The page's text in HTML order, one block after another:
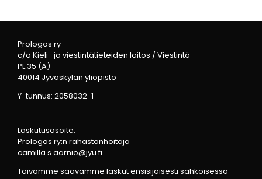
Prologos ry
c/o Kieli- ja viestintätieteiden laitos / Viestintä
PL 35 (A)
40014 Jyväskylän yliopisto
Y-tunnus: 2058032-1
Laskutusosoite:
Prologos ry:n rahastonhoitaja
camilla.s.aarnio@jyu.fi
Toivomme saavamme laskut ensisijaisesti sähköisessä